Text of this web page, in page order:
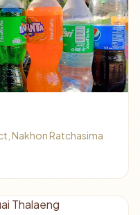
Nakhon Ratchasima